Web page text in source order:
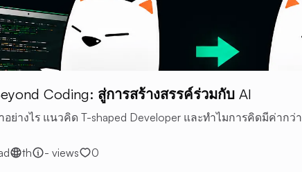
Coding: สู่การสร้างสรรค์ร่วมกับ AI
ย่างไร แนวคิด T-shaped Developer และทำไมการคิดมีค่า
th - views 0